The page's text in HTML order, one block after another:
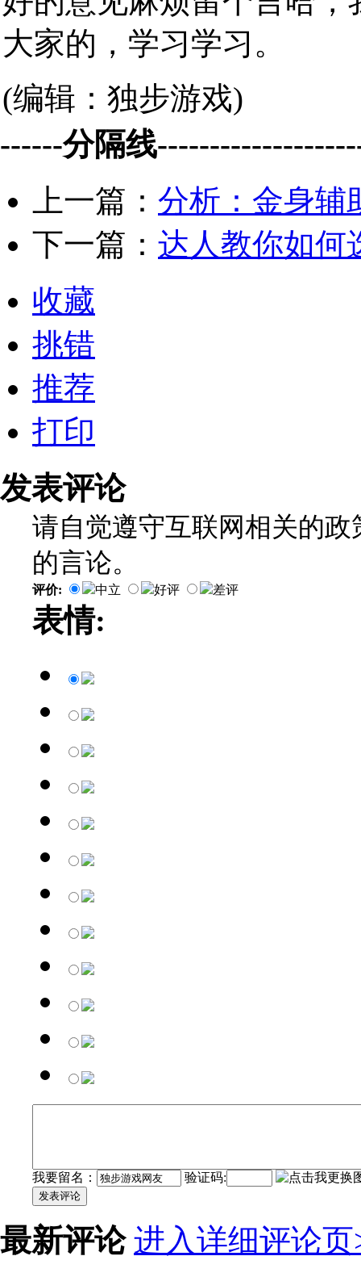
大家的，学习学习。
(编辑：独步游戏)
------分隔线
上一篇： 分析：金身辅
下一篇： 达人教你如何
收藏
挑错
推荐
打印
发表评论
请自觉遵守互联网相关的
的言论。
评价: 中立 好评 差评
表情:
我要留名： 验证码:
发表评论
最新评论 进入详细评论页